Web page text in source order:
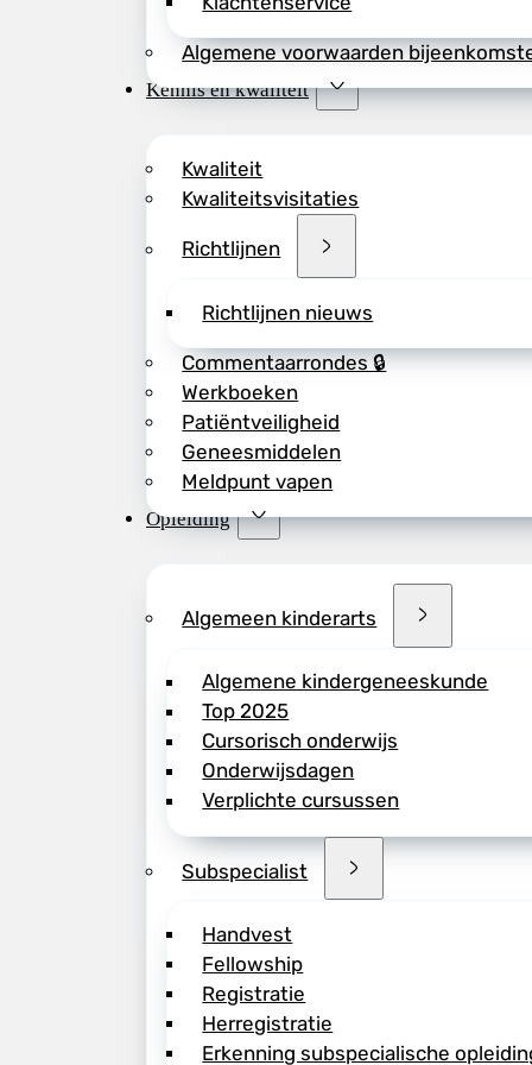
Algemene voorwaarden
Kennis en kwaliteit
Kwaliteit
Kwaliteitsvisitaties
Richtlijnen
Richtlijnen nieuws
Commentaarrondes 🔒
Werkboeken
Patiëntveiligheid
Geneesmiddelen
Meldpunt vapen
Opleiding
Algemeen kinderarts
Algemene kindergeneeskunde
Top 2025
Cursorisch onderwijs
Onderwijsdagen
Verplichte cursussen
Subspecialist
Handvest
Fellowship
Registratie
Herregistratie
Erkenning subspecialische